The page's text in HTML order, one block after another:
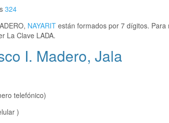
324
NAYARIT están formados por 7 dígitos.
La Clave LADA.
I. Madero, Jala
telefónico)
)